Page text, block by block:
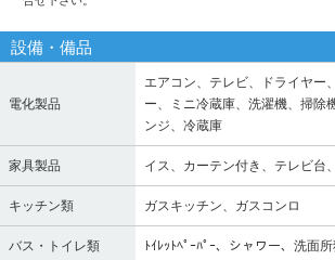
設備・備品
電化製品
エアコン、テレビ、ドライヤー
ー、ミニ冷蔵庫、洗濯機、掃除
ンジ、冷蔵庫
家具製品 イス、カーテン付き、テレビ台
キッチン類 ガスキッチン、ガスコンロ
バス・トイレ類 ﾄｲﾚｯﾄﾍﾟｰﾊﾟｰ、シャワー、洗面